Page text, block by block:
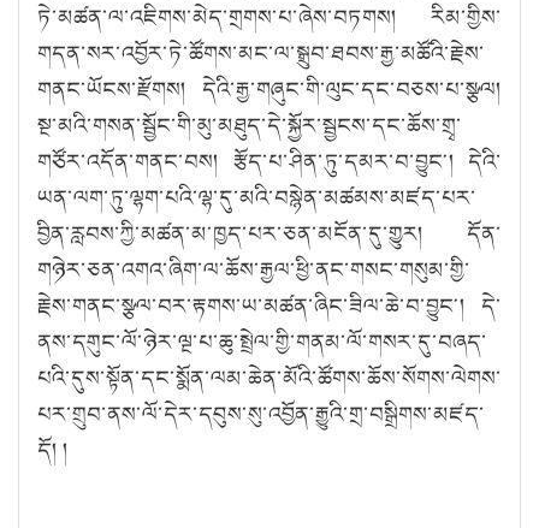
ཏེ་མཚན་ལ་འཇིགས་མེད་གྲགས་པ་ཞེས་བཏགས། རིམ་གྱིས་
གདན་སར་འབྱོར་ཏེ་ཚོགས་མང་ལ་སྒྲུབ་ཐབས་རྒྱ་མཚོའི་རྗེས་
གནང་ཡོངས་རྫོགས། དེའི་རྒྱ་གཞུང་གི་ལུང་དང་བཅས་པ་སྩལ།
སྔ་མའི་གསན་སྦྱོང་གི་མུ་མཐུད་དེ་སྐྱོར་སྦྱངས་དང་ཆོས་གྲྭ་
གཙོར་འདོན་གནང་བས། རྩོད་པ་ཤིན་ཏུ་དམར་བ་བྱུང༌། དེའི་
ཡན་ལག་ཏུ་ལྷག་པའི་ལྷ་དུ་མའི་བསྙེན་མཚམས་མཛད་པར་
བྱིན་རླབས་ཀྱི་མཚན་མ་ཁྱད་པར་ཅན་མངོན་དུ་གྱུར། དོན་
གཉེར་ཅན་འགའ་ཞིག་ལ་ཆོས་རྒྱལ་ཕྱི་ནང་གསང་གསུམ་གྱི་
རྗེས་གནང་སྩལ་བར་རྟགས་ཡ་མཚན་ཞིང་ཟིལ་ཆེ་བ་བྱུང༌། དེ་
ནས་དགུང་ལོ་ཉེར་ལྔ་པ་ཆུ་སྤྲེལ་གྱི་གནམ་ལོ་གསར་དུ་བཞད་
པའི་དུས་སྟོན་དང་སྨོན་ལམ་ཆེན་མོའི་ཚོགས་ཆོས་སོགས་ལེགས་
པར་གྲུབ་ནས་ལོ་དེར་དབུས་སུ་འབྱོན་རྒྱུའི་གྲ་བསྒྲིགས་མཛད་
དོ། །